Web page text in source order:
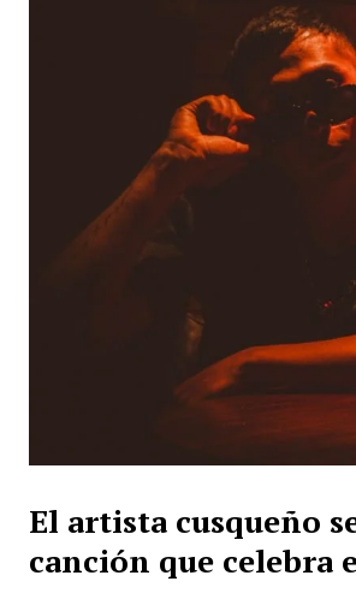
El artista cusqueño
canción que